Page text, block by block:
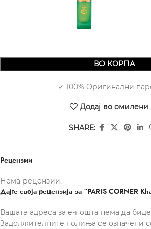
1.430,00
ВО КОРПА
✓ 100% Оригинални
Додај во омилени
SHARE:
Рецензии
Нема рецензии.
Дајте своја рецензија за “PARIS CORNER
Вашата адреса за е-пошта нема да биде
Задолжителните полиња се означени